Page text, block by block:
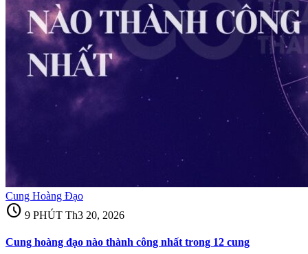
Cung Hoàng Đạo
schedule 9 PHÚT Th3 20, 2026
Cung hoàng đạo nào thành công nhất trong 12 cung